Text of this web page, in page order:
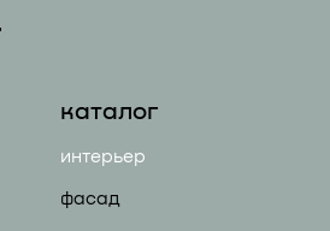
каталог
интерьер
фасад